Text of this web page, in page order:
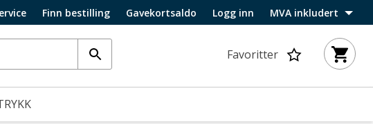
Finn bestilling Gavekortsaldo Logg inn MVA inkludert
Favoritter